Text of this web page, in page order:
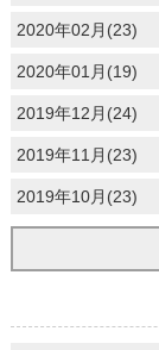
2020年02月(23)
2020年01月(19)
2019年12月(24)
2019年11月(23)
2019年10月(23)